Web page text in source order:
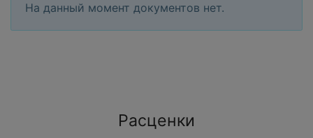
На данный момент документов нет.
Расценки